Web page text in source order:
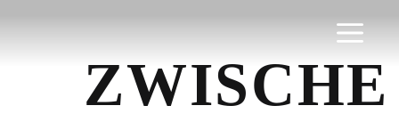
ZWISCHE